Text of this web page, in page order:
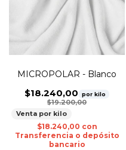
MICROPOLAR - Blanco
$18.240,00 por kilo
$19.200,00
Venta por kilo
$18.240,00 con
Transferencia o depósito
bancario